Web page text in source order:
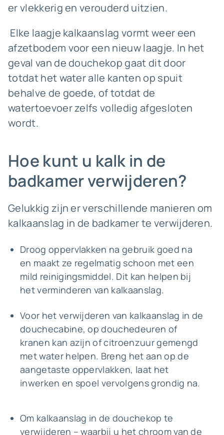
er vlekkerig en verouderd uitzien.
Elke laagje kalkaanslag vormt weer een
afzetbodem voor een nieuw laagje. In het
geval van de douchekop gaat dit door
totdat het water alle kanten op spuit
behalve de goede, of totdat de
watertoevoer zelfs volledig afgesloten
wordt.
Hoe kunt u kalk in de
badkamer verwijderen?
Gelukkig zijn er verschillende manieren om
kalkaanslag in de badkamer te verwijderen.
Droog oppervlakken na gebruik goed na
en maakt ze regelmatig schoon met een
mild reinigingsmiddel. Dit kan helpen bij
het verminderen van kalkaanslag.
Voor het verwijderen van kalkaanslag in de
douchecabine, op douchedeuren of
kranen kan azijn of citroenzuur gemengd
met water helpen. Breng het aan op de
aangetaste oppervlakken, laat het
inwerken en spoel vervolgens grondig na.
Om kalkaanslag in de douchekop te
verwijderen – waarbij u het chroom van de